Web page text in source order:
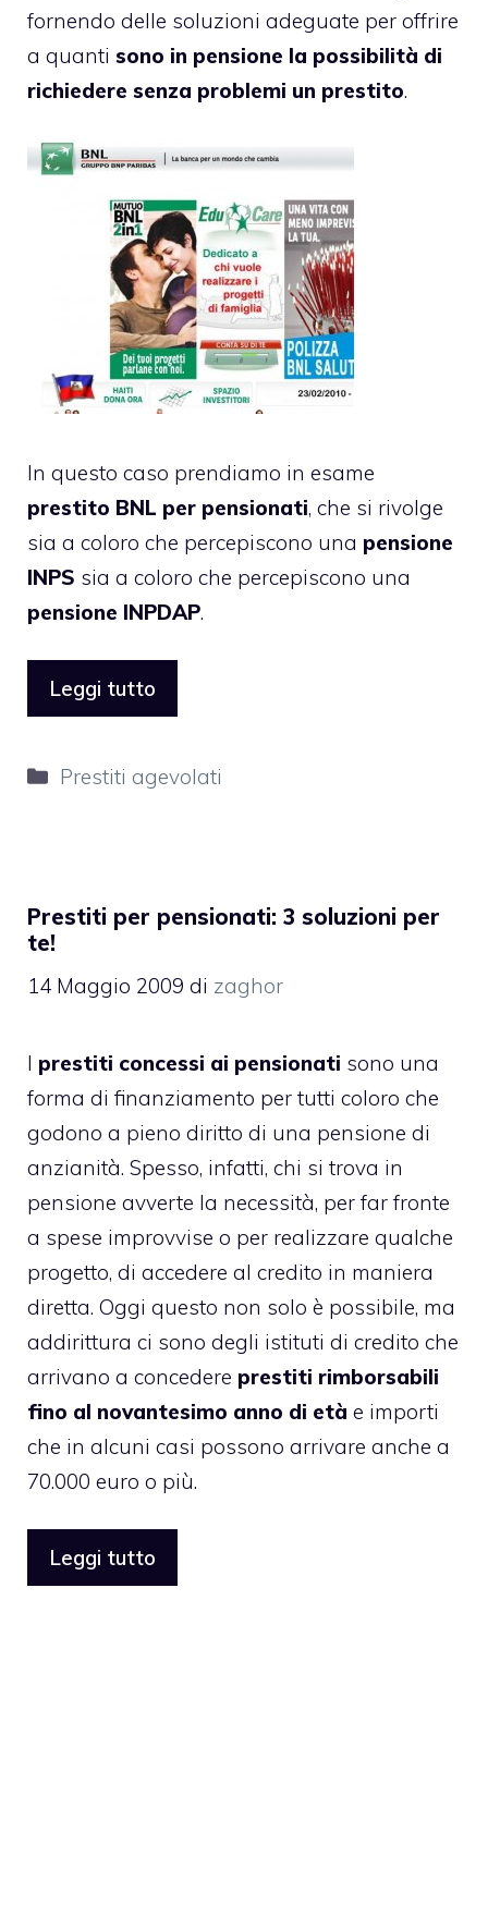
fornendo delle soluzioni adeguate per offrire
a quanti sono in pensione la possibilità di
richiedere senza problemi un prestito.
In questo caso prendiamo in esame
prestito BNL per pensionati, che si rivolge
sia a coloro che percepiscono una pensione
INPS sia a coloro che percepiscono una
pensione INPDAP.
Leggi tutto
Categorie
Prestiti agevolati
Prestiti per pensionati: 3 soluzioni per
te!
14 Maggio 2009 di zaghor
I prestiti concessi ai pensionati sono una
forma di finanziamento per tutti coloro che
godono a pieno diritto di una pensione di
anzianità. Spesso, infatti, chi si trova in
pensione avverte la necessità, per far fronte
a spese improvvise o per realizzare qualche
progetto, di accedere al credito in maniera
diretta. Oggi questo non solo è possibile, ma
addirittura ci sono degli istituti di credito che
arrivano a concedere prestiti rimborsabili
fino al novantesimo anno di età e importi
che in alcuni casi possono arrivare anche a
70.000 euro o più.
Leggi tutto